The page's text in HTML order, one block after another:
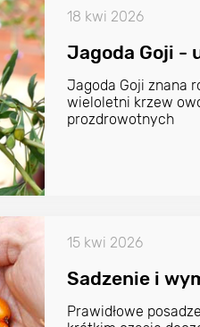
18 kwi 2026
Jagoda Goji -
Jagoda Goji znana
wieloletni krzew
prozdrowotnych
15 kwi 2026
Sadzenie i
Prawidłowe